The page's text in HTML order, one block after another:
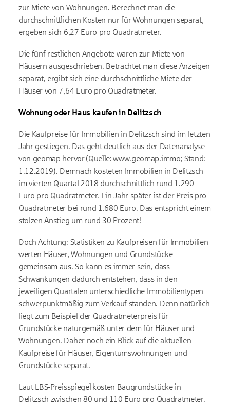
zur Miete von Wohnungen. Berechnet man die
durchschnittlichen Kosten nur für Wohnungen separat,
ergeben sich 6,27 Euro pro Quadratmeter.
Die fünf restlichen Angebote waren zur Miete von
Häusern ausgeschrieben. Betrachtet man diese Anzeigen
separat, ergibt sich eine durchschnittliche Miete der
Häuser von 7,64 Euro pro Quadratmeter.
Wohnung oder Haus kaufen in Delitzsch
Die Kaufpreise für Immobilien in Delitzsch sind im letzten
Jahr gestiegen. Das geht deutlich aus der Datenanalyse
von geomap hervor (Quelle: www.geomap.immo; Stand:
1.12.2019). Demnach kosteten Immobilien in Delitzsch
im vierten Quartal 2018 durchschnittlich rund 1.290
Euro pro Quadratmeter. Ein Jahr später ist der Preis pro
Quadratmeter bei rund 1.680 Euro. Das entspricht einem
stolzen Anstieg um rund 30 Prozent!
Doch Achtung: Statistiken zu Kaufpreisen für Immobilien
werten Häuser, Wohnungen und Grundstücke
gemeinsam aus. So kann es immer sein, dass
Schwankungen dadurch entstehen, dass in den
jeweiligen Quartalen unterschiedliche Immobilientypen
schwerpunktmäßig zum Verkauf standen. Denn natürlich
liegt zum Beispiel der Quadratmeterpreis für
Grundstücke naturgemäß unter dem für Häuser und
Wohnungen. Daher noch ein Blick auf die aktuellen
Kaufpreise für Häuser, Eigentumswohnungen und
Grundstücke separat.
Laut LBS-Preisspiegel kosten Baugrundstücke in
Delitzsch zwischen 80 und 110 Euro pro Quadratmeter.